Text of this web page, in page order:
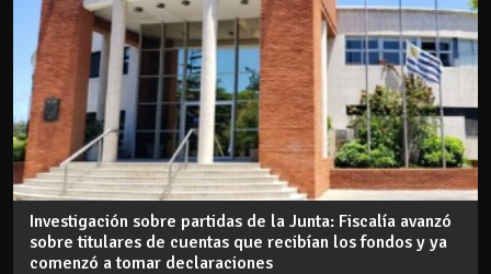
Investigación sobre partidas de la Junta: Fiscalía avanzó
sobre titulares de cuentas que recibían los fondos y ya
comenzó a tomar declaraciones